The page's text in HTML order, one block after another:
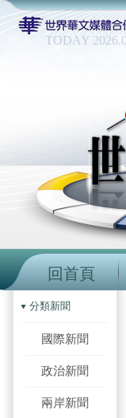
TODAY
回首頁
分類新聞
國際新聞
政治新聞
兩岸新聞